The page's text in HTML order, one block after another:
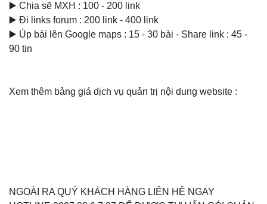
▶️ Chia sẽ MXH : 100 - 200 link
▶️ Đi links forum : 200 link - 400 link
▶️ Úp bài lên Google maps : 15 - 30 bài - Share link : 45 -
90 tin
Xem thêm bảng giá dịch vụ quản trị nội dung website :
NGOÀI RA QUÝ KHÁCH HÀNG LIÊN HỆ NGAY